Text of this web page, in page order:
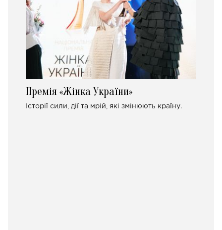
Премія «Жінка України»
Історії сили, дії та мрій, які змінюють країну.